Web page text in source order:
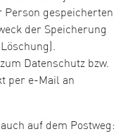
gespeicherten
der Speicherung
Datenschutz bzw.
per e-Mail an
auf dem Postweg: